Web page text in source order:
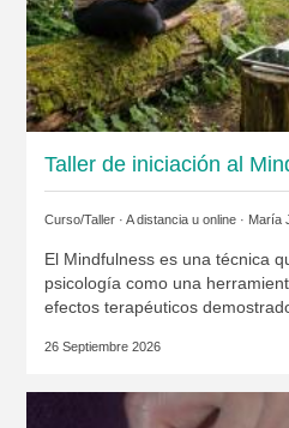
Taller de iniciación al
Curso/Taller · A distancia u online · María
El Mindfulness es una técnica
psicología como una
efectos terapéuticos
26 Septiembre 2026